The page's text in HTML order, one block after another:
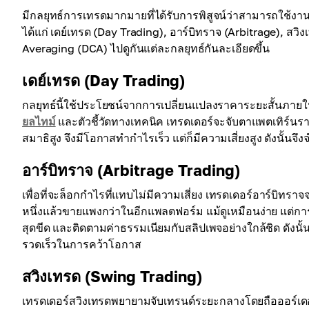
มีกลยุทธ์การเทรดมากมายที่ได้รับการพิสูจน์ว่าสามารถใช้ง
ได้แก่ เดย์เทรด (Day Trading), อาร์บิทราจ (Arbitrage), ส
Averaging (DCA) ไปดูกันแต่ละกลยุทธ์กันละเอียดขึ้น
เดย์เทรด (Day Trading)
กลยุทธ์นี้ใช้ประโยชน์จากการเปลี่ยนแปลงราคาระยะสั้นภาย
ยลไทม์ และตัวชี้วัดทางเทคนิค เทรดเดอร์จะจับตาแพตเทิร์นร
สมาธิสูง จึงมีโอกาสทำกำไรเร็ว แต่ก็มีความเสี่ยงสูง ดังนั้น
อาร์บิทราจ (Arbitrage Trading)
เพื่อที่จะล็อกกำไรที่แทบไม่มีความเสี่ยง เทรดเดอร์อาร์บิทร
หนึ่งแล้วขายแพงกว่าในอีกแพลตฟอร์ม แม้ดูเหมือนง่าย แต่
สุดขีด และติดตามค่าธรรมเนียมกับสลิปเพจอย่างใกล้ชิด ดังนั้
รวดเร็วในการคว้าโอกาส
สวิงเทรด (Swing Trading)
เทรดเดอร์สวิงเทรดพยายามจับเทรนด์ระยะกลางโดยถือออร์